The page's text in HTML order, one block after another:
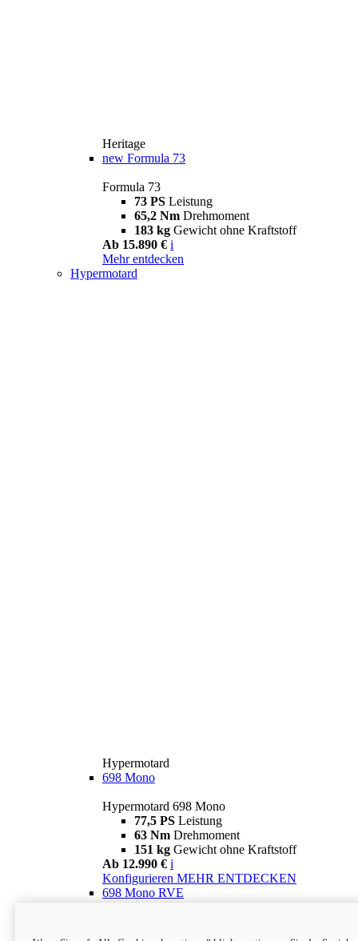
Heritage
new Formula 73
Formula 73
73 PS Leistung
65,2 Nm Drehmoment
183 kg Gewicht ohne Kraftstoff
Ab 15.890 € i
Mehr entdecken
Hypermotard
Hypermotard
698 Mono
Hypermotard 698 Mono
77,5 PS Leistung
63 Nm Drehmoment
151 kg Gewicht ohne Kraftstoff
Ab 12.990 € i
Konfigurieren MEHR ENTDECKEN
698 Mono RVE
77,5 PS
Leistung